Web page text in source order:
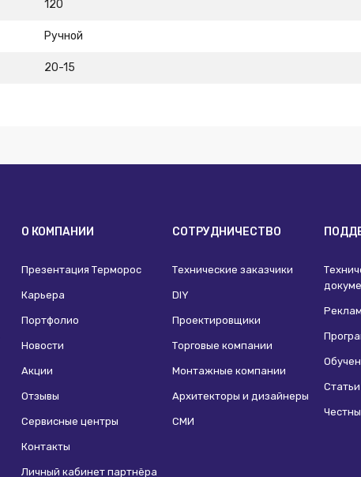
120
Ручной
20-15
О КОМПАНИИ
Презентация Терморос
Карьера
Портфолио
Новости
Акции
Отзывы
Сервисные центры
Контакты
Личный кабинет партнёра
СОТРУДНИЧЕСТВО
Технические заказчики
DIY
Проектировщики
Торговые компании
Монтажные компании
Архитекторы и дизайнеры
СМИ